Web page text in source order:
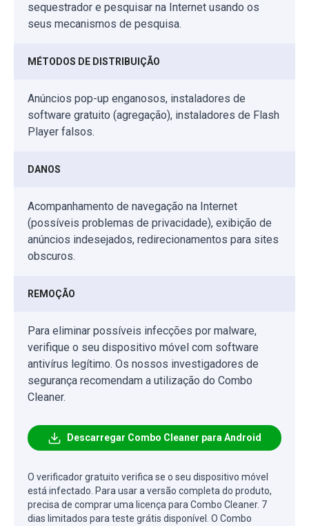
sequestrador e pesquisar na Internet usando os
seus mecanismos de pesquisa.
MÉTODOS DE DISTRIBUIÇÃO
Anúncios pop-up enganosos, instaladores de
software gratuito (agregação), instaladores de Flash
Player falsos.
DANOS
Acompanhamento de navegação na Internet
(possíveis problemas de privacidade), exibição de
anúncios indesejados, redirecionamentos para sites
obscuros.
REMOÇÃO
Para eliminar possíveis infecções por malware,
verifique o seu dispositivo móvel com software
antivírus legítimo. Os nossos investigadores de
segurança recomendam a utilização do Combo
Cleaner.
Descarregar Combo Cleaner para Android
O verificador gratuito verifica se o seu dispositivo móvel
está infectado. Para usar a versão completa do produto,
precisa de comprar uma licença para Combo Cleaner. 7
dias limitados para teste grátis disponível. O Combo